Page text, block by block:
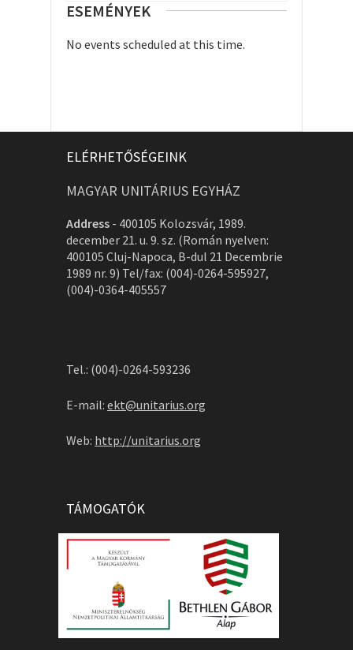
ESEMÉNYEK
No events scheduled at this time.
ELÉRHETŐSÉGEINK
MAGYAR UNITÁRIUS EGYHÁZ
Address - 400105 Kolozsvár, 1989.
december 21. u. 9. sz. (Román nyelven:
400105 Cluj-Napoca, B-dul 21 Decembrie
1989 nr. 9) Tel/fax: (004)-0264-595927,
(004)-0364-405557
Tel.: (004)-0264-593236
E-mail: ekt@unitarius.org
Web: http://unitarius.org
TÁMOGATÓK